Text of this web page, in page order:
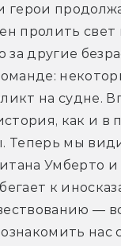
герои
пролить
за другие
на судне.
как и в
Теперь мы
Умберто и
к
—
нас